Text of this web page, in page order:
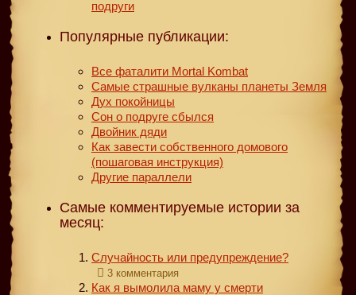
подруги
Популярные публикации:
Все фаталити Mortal Kombat
Самые страшные вулканы планеты Земля
Дух покойницы
Сон о подруге сбылся
Двойник дяди
Как завести собственного домового
(пошаговая инструкция)
Другие параллели
Самые комментируемые истории за
месяц:
Случайность или предупреждение?
3 комментария
Как я вымолила маму у смерти